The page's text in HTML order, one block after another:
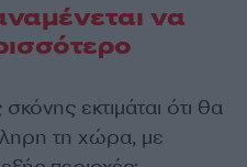
να
εκτιμάται ότι θα
τη χώρα, με